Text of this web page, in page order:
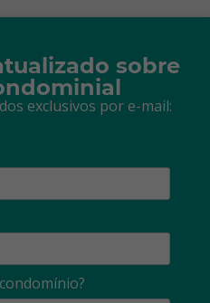
sobre
exclusivos por e-mail: